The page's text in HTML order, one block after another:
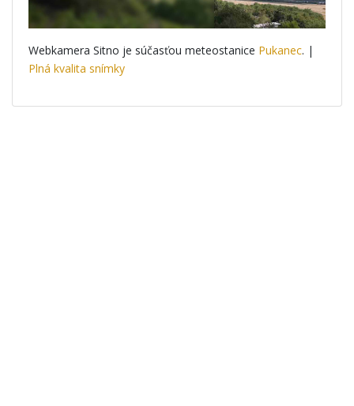
Webkamera Sitno je súčasťou meteostanice Pukanec. |
Plná kvalita snímky